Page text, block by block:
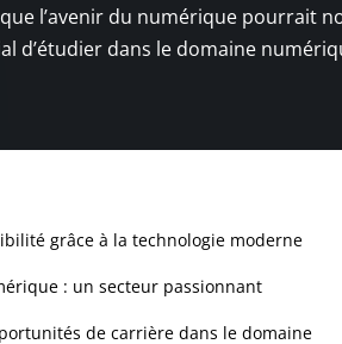
l’avenir du numérique pourrait
d’étudier dans le domaine
grâce à la technologie moderne
: un secteur passionnant
de carrière dans le domaine